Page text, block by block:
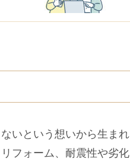
いという想いから生まれ
フォーム、耐震性や劣化